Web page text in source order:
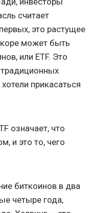
считает
это растущее
может быть
или ETF. Это
прикасаться
означает, что
и это то, чего
биткоинов в два
четыре года,